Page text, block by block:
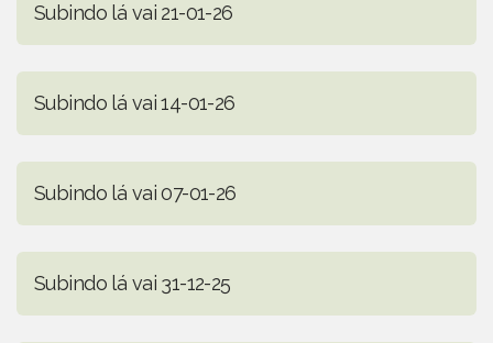
Subindo lá vai 21-01-26
Subindo lá vai 14-01-26
Subindo lá vai 07-01-26
Subindo lá vai 31-12-25